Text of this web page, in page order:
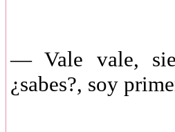
— Vale vale,
¿sabes?, soy